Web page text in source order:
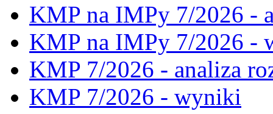
KMP na IMPy 7/2026 -
KMP na IMPy 7/2026 -
KMP 7/2026 - analiza
KMP 7/2026 - wyniki